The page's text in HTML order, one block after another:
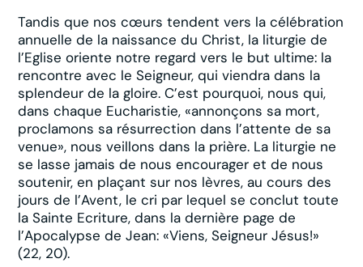
Tandis que nos cœurs tendent vers la célébration
annuelle de la naissance du Christ, la liturgie de
l’Eglise oriente notre regard vers le but ultime: la
rencontre avec le Seigneur, qui viendra dans la
splendeur de la gloire. C’est pourquoi, nous qui,
dans chaque Eucharistie, «annonçons sa mort,
proclamons sa résurrection dans l’attente de sa
venue», nous veillons dans la prière. La liturgie ne
se lasse jamais de nous encourager et de nous
soutenir, en plaçant sur nos lèvres, au cours des
jours de l’Avent, le cri par lequel se conclut toute
la Sainte Ecriture, dans la dernière page de
l’Apocalypse de Jean: «Viens, Seigneur Jésus!»
(22, 20).